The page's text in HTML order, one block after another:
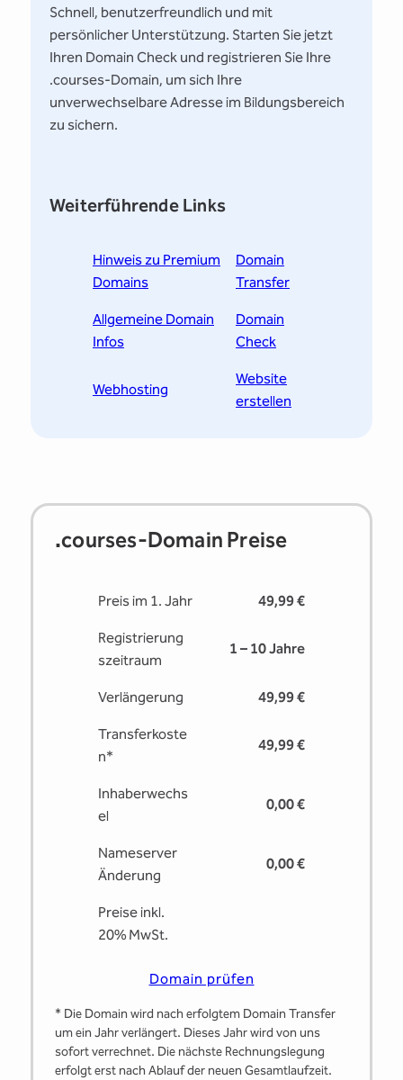
Schnell, benutzerfreundlich und mit
persönlicher Unterstützung. Starten Sie jetzt
Ihren Domain Check und registrieren Sie Ihre
.courses-Domain, um sich Ihre
unverwechselbare Adresse im Bildungsbereich
zu sichern.
Weiterführende Links
Hinweis zu Premium
Domains
Domain
Transfer
Allgemeine Domain
Infos
Domain
Check
Webhosting
Website
erstellen
.courses-Domain Preise
Preis im 1. Jahr 49,99 €
Registrierung
s­zeitraum
1 – 10 Jahre
Verlängerung 49,99 €
Transferkoste
n*
49,99 €
Inhaberwechs
el
0,00 €
Nameserver
Änderung
0,00 €
Preise inkl.
20% MwSt.
Domain prüfen
* Die Domain wird nach erfolgtem Domain Transfer
um ein Jahr verlängert. Dieses Jahr wird von uns
sofort verrechnet. Die nächste Rechnungslegung
erfolgt erst nach Ablauf der neuen Gesamtlaufzeit.